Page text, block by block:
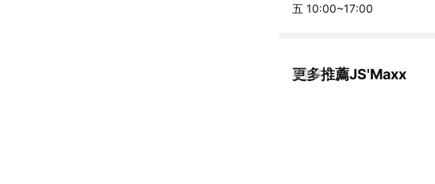
五 10:00~17:00
更多推薦JS'Maxx
看更多